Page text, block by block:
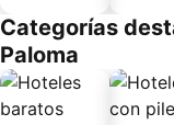
Categorías
Paloma